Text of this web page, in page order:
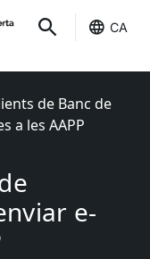
CA
de Banc de
a les AAPP
e-